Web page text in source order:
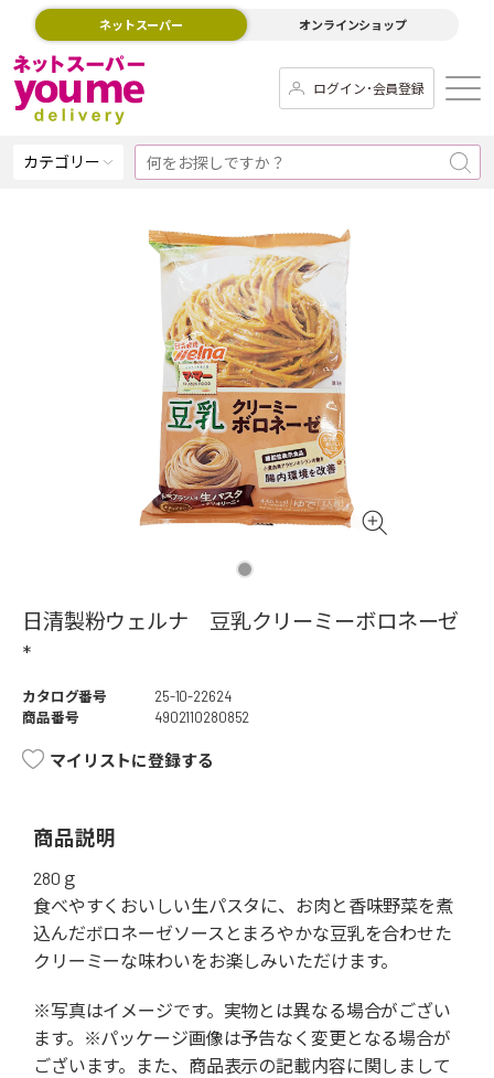
ネットスーパー オンラインショップ
ログイン･会員登録
カテゴリー
日清製粉ウェルナ 豆乳クリーミーボロネーゼ
*
カタログ番号
25-10-22624
商品番号
4902110280852
マイリストに登録する
商品説明
280ｇ
食べやすくおいしい生パスタに、お肉と香味野菜を煮
込んだボロネーゼソースとまろやかな豆乳を合わせた
クリーミーな味わいをお楽しみいただけます。
※写真はイメージです。実物とは異なる場合がござい
ます。※パッケージ画像は予告なく変更となる場合が
ございます。また、商品表示の記載内容に関しまして